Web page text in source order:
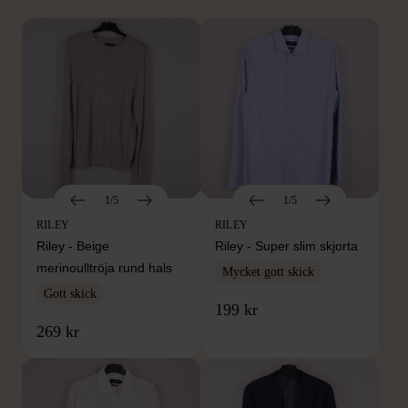
1/5
RILEY
Riley - Beige
merinoulltröja rund hals
Gott skick
269 kr
1/5
RILEY
Riley - Super slim skjorta
Mycket gott skick
199 kr